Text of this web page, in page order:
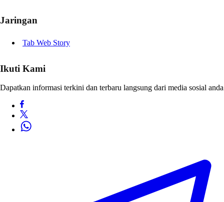
Jaringan
Tab Web Story
Ikuti Kami
Dapatkan informasi terkini dan terbaru langsung dari media sosial anda